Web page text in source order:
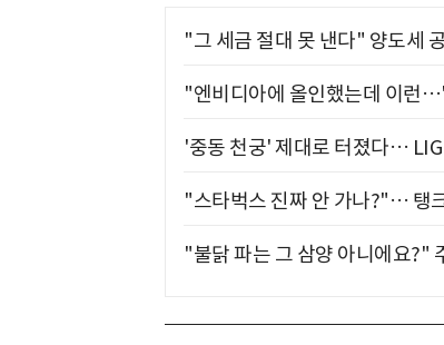
"그 세금 절대 못 낸다" 양도세
"엔비디아에 올인했는데 이런
'중동 천궁' 제대로 터졌다…
"스타벅스 진짜 안 가나?"… 탱
"불닭 파는 그 삼양 아니에요?"